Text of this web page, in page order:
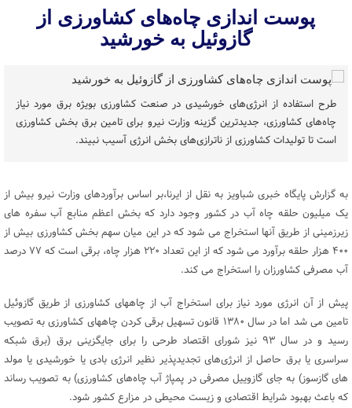
پوست‌ اندازی چاه‌های کشاورزی از
گازوئیل به خورشید
طرح استفاده از انرژی‌های خورشیدی در صنعت کشاورزی بویژه برق مورد نیاز
چاه‌های کشاورزی، جدیدترین گزینه وزارت نیرو برای تامین برق بخش کشاورزی
است تا تولیدات کشاورزی از ناترازی‌های بخش انرژی آسیب نبیند.
به گزارش پایگاه خبری شباویز به نقل از ایرنا،بر اساس برآوردهای وزارت نیرو بیش از
یک میلیون حلقه چاه آب در کشور وجود دارد که بخش اعظم منابع آب سفره های
زیرزمینی از طریق آنها استخراج می شود که در این میان سهم بخش کشاورزی بیش از
۴۰۰ هزار حلقه برآورد می شود که از این تعداد ۲۲۰ هزار چاه، برقی است که ۷۷ درصد
آب مصرفی کشاورزان را استخراج می کند.
پیش از آن انرژی مورد نیاز برای استخراج آب از چاههای کشاورزی از طریق گازوئیل
تامین می شد اما در سال ۱۳۸۰ ‌قانون تسهیل برقی کردن چاههای کشاورزی به تصویب
رسید و در سال ۹۳ نیز شورای اقتصاد طرحی را برای جایگزینی برق (برق شبکه
سراسری یا برق حاصل از انرژی‌های تجدیدپذیر نظیر انرژی بادی یا خورشیدی یا مولد
های گازسوز) به‌ جای گازوییل مصرفی در پمپاژ آب چاه‌های کشاورزی) به تصویب رساند
که باعث بهبود شرایط اقتصادی و زیست محیطی در مزارع کشور شود.